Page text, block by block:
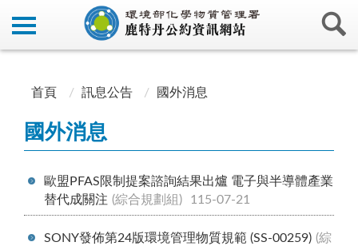
首頁 訊息公告 國外消息
國外消息
歐盟PFAS限制提案諮詢結果出爐 電子與半導體產業
替代成關注 (綜合規劃組) 115-07-21
SONY發佈第24版環境管理物質規範 (SS-00259) (綜